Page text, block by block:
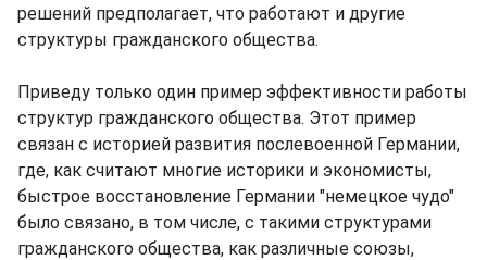
решений предполагает, что работают и другие
структуры гражданского общества.
Приведу только один пример эффективности работы
структур гражданского общества. Этот пример
связан с историей развития послевоенной Германии,
где, как считают многие историки и экономисты,
быстрое восстановление Германии "немецкое чудо"
было связано, в том числе, с такими структурами
гражданского общества, как различные союзы,